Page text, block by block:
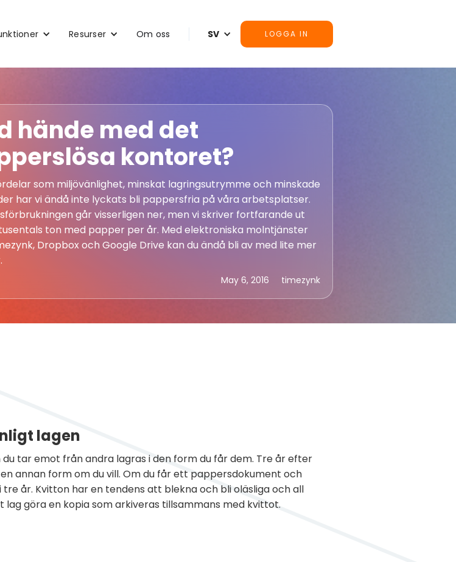
Resurser Om oss SV LOGGA IN
May 6, 2016 timezynk
som miljövänlighet, minskat lagringsutrymme och minskade
har vi ändå inte lyckats bli pappersfria på våra arbetsplatser.
går visserligen ner, men vi skriver fortfarande ut
ton med papper per år. Med elektroniska molntjänster
Dropbox och Google Drive kan du ändå bli av med lite mer
hände med det
kontoret?
lagen
tar emot från andra lagras i den form du får dem. Tre år efter
annan form om du vill. Om du får ett pappersdokument och
år. Kvitton har en tendens att blekna och bli oläsliga och all
göra en kopia som arkiveras tillsammans med kvittot.